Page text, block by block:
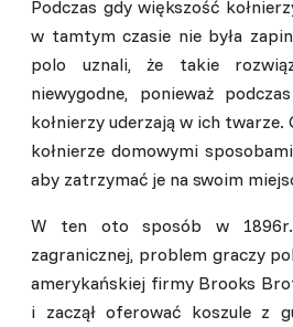
Podczas gdy większość
w tamtym czasie nie była
polo uznali, że takie
niewygodne, ponieważ
kołnierzy uderzają w ich
kołnierze domowymi
aby zatrzymać je na swoim
W ten oto sposób w 1896r.
zagranicznej, problem graczy
amerykańskiej firmy Brooks
i zaczął oferować koszule z